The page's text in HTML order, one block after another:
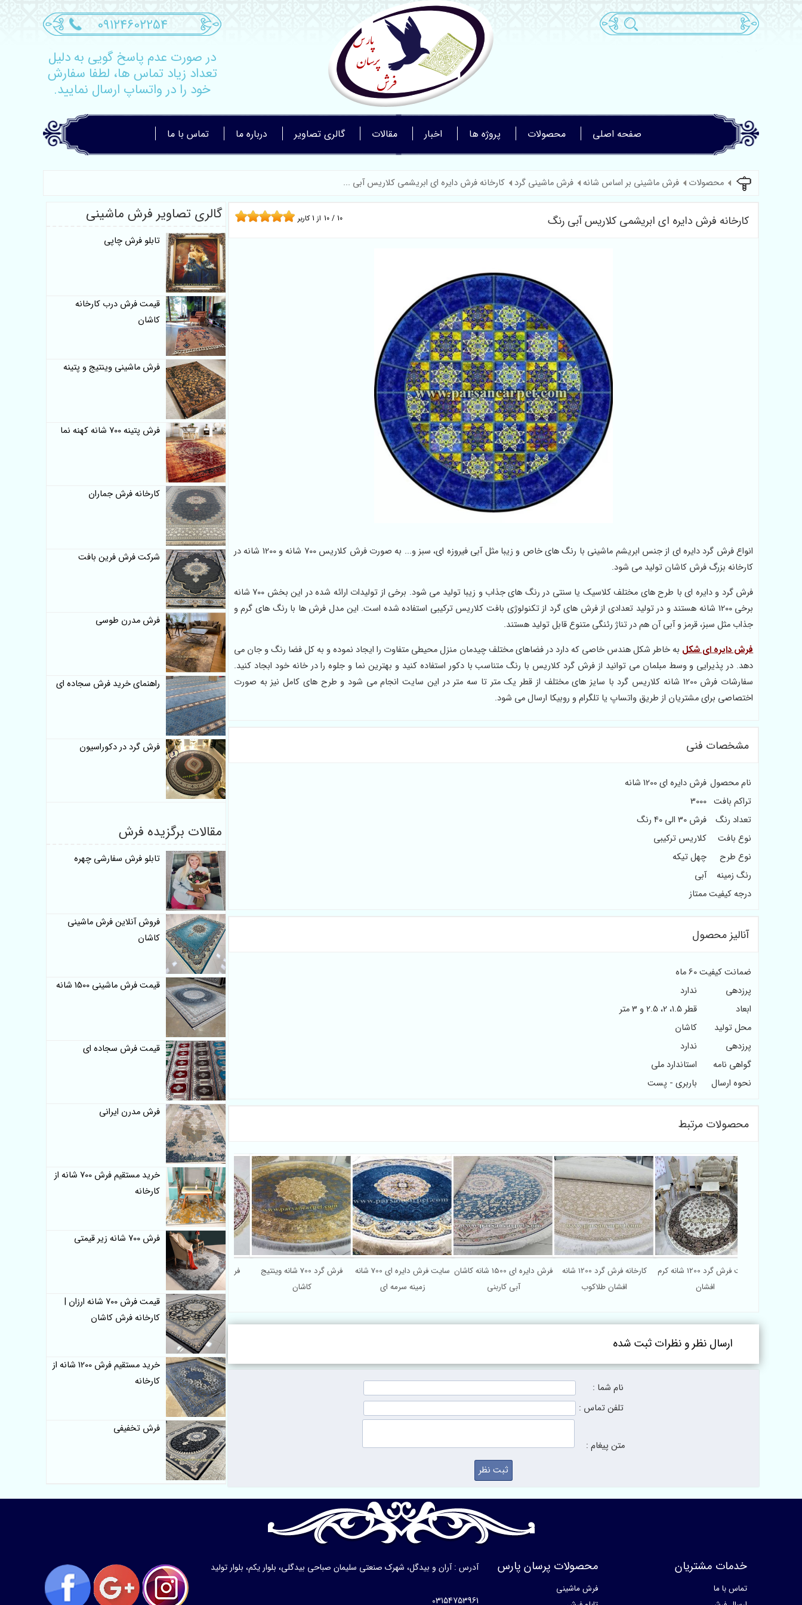
09124602254
در صورت عدم پاسخ گویی به دلیل
تعداد زیاد تماس ها، لطفا سفارش
خود را در واتساپ ارسال نمایید.
صفحه اصلی محصولات پروژه ها اخبار مقالات گالری تصاویر درباره ما تماس با ما
محصولات فرش ماشینی بر اساس شانه فرش ماشینی گرد کارخانه فرش دایره ای ابریشمی کلاریس آبی ...
کارخانه فرش دایره ای ابریشمی کلاریس آبی رنگ 10 / 10 از 1کاربر
انواع فرش گرد دایره ای از جنس ابریشم ماشینی با رنگ های خاص و زیبا مثل آبی فیروزه ای، سبز و... به صورت فرش کلاریس 700 شانه و 1200 شانه در
کارخانه بزرگ فرش کاشان تولید می شود.
فرش گرد و دایره ای با طرح های مختلف کلاسیک یا سنتی در رنگ های جذاب و زیبا تولید می شود. برخی از تولیدات ارائه شده در این بخش 700 شانه
برخی 1200 شانه هستند و در تولید تعدادی از فرش های گرد از تکنولوژی بافت کلاریس ترکیبی استفاده شده است. این مدل فرش ها با رنگ های گرم و
جذاب مثل سبز، قرمز و آبی آن هم در تناژ رئنگی متنوع قابل تولید هستند.
فرش دایره ای شکل به خاطر شکل هندس خاصی که دارد در فضاهای مختلف چیدمان منزل محیطی متفاوت را ایجاد نموده و به کل فضا رنگ و جان می
دهد. در پذیرایی و وسط مبلمان می توانید از فرش گرد کلاریس با رنگ متناسب با دکور استفاده کنید و بهترین نما و جلوه را در خانه خود ابجاد کنید.
سفارشات فرش 1200 شانه کلاریس گرد با سایز های مختلف از قطر یک متر تا سه متر در این سایت انجام می شود و طرح های کامل نیز به صورت
اختصاصی برای مشتریان از طریق واتساپ یا تلگرام و روبیکا ارسال می شود.
مشخصات فنی
نام محصول فرش دایره ای 1200 شانه
تراکم بافت 3000
تعداد رنگ
فرش 30 الی 40 رنگ
نوع بافت
کلاریس ترکیبی
نوع طرح
چهل تیکه
رنگ زمینه
آبی
درجه کیفیتممتاز
آنالیز محصول
ضمانت کیفیت60 ماه
پرزدهی
ندارد
ابعاد
قطر 1.5، 2، 2.5 و 3 متر
محل تولید
کاشان
پرزدهی
ندارد
گواهی نامه
استاندارد ملی
نحوه ارسال
باربری - پست
محصولات مرتبط
فرش گرد 1200 شانه طرح
گلفرنگ کاشان
فرش گرد 700 شانه وینتیج
کاشان
سایت فرش دایره ای 700 شانه
زمینه سرمه ای
فرش دایره ای 1500 شانه کاشان
آبی کاربنی
کارخانه فرش گرد 1200 شانه
افشان طلاکوب
قیمت فرش گرد 1200 شانه کرم
افشان
ارسال نظر و نظرات ثبت شده
نام شما :
تلفن تماس :
متن پیغام :
گالری تصاویر فرش ماشینی
تابلو فرش چاپی
قیمت فرش درب کارخانه
کاشان
فرش ماشینی وینتیج و پتینه
فرش پتینه 700 شانه کهنه نما
کارخانه فرش جماران
شرکت فرش فرین بافت
فرش مدرن طوسی
راهنمای خرید فرش سجاده ای
فرش گرد در دکوراسیون
مقالات برگزیده فرش
تابلو فرش سفارشی چهره
فروش آنلاین فرش ماشینی
کاشان
قیمت فرش ماشینی 1500 شانه
قیمت فرش سجاده ای
فرش مدرن ایرانی
خرید مستقیم فرش 700 شانه از
کارخانه
فرش 700 شانه زیر قیمتی
قیمت فرش 700 شانه ارزان |
کارخانه فرش کاشان
خرید مستقیم فرش 1200 شانه از
کارخانه
فرش تخفیفی
خدمات مشتریان
تماس با ما
محصولات پرسان پارس
فرش ماشینی
آدرس : آران و بیدگل، شهرک صنعتی سلیمان صباحی بیدگلی، بلوار یکم، بلوار تولید
03154753961